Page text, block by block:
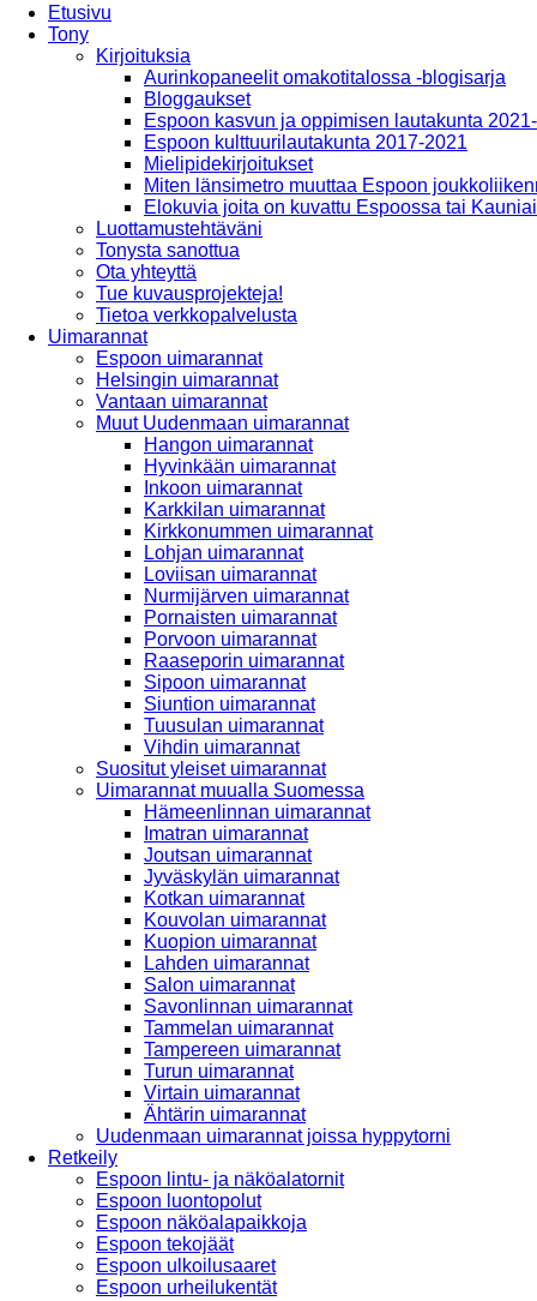
Etusivu
Tony
Kirjoituksia
Aurinkopaneelit omakotitalossa -blogisarja
Bloggaukset
Espoon kasvun ja oppimisen lautakunta
Espoon kulttuurilautakunta 2017-2021
Mielipidekirjoitukset
Miten länsimetro muuttaa Espoon
Elokuvia joita on kuvattu Espoossa tai
Luottamustehtäväni
Tonysta sanottua
Ota yhteyttä
Tue kuvausprojekteja!
Tietoa verkkopalvelusta
Uimarannat
Espoon uimarannat
Helsingin uimarannat
Vantaan uimarannat
Muut Uudenmaan uimarannat
Hangon uimarannat
Hyvinkään uimarannat
Inkoon uimarannat
Karkkilan uimarannat
Kirkkonummen uimarannat
Lohjan uimarannat
Loviisan uimarannat
Nurmijärven uimarannat
Pornaisten uimarannat
Porvoon uimarannat
Raaseporin uimarannat
Sipoon uimarannat
Siuntion uimarannat
Tuusulan uimarannat
Vihdin uimarannat
Suositut yleiset uimarannat
Uimarannat muualla Suomessa
Hämeenlinnan uimarannat
Imatran uimarannat
Joutsan uimarannat
Jyväskylän uimarannat
Kotkan uimarannat
Kouvolan uimarannat
Kuopion uimarannat
Lahden uimarannat
Salon uimarannat
Savonlinnan uimarannat
Tammelan uimarannat
Tampereen uimarannat
Turun uimarannat
Virtain uimarannat
Ähtärin uimarannat
Uudenmaan uimarannat joissa hyppytorni
Retkeily
Espoon lintu- ja näköalatornit
Espoon luontopolut
Espoon näköalapaikkoja
Espoon tekojäät
Espoon ulkoilusaaret
Espoon urheilukentät